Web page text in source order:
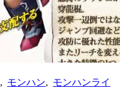
モンハン
モンハンライ